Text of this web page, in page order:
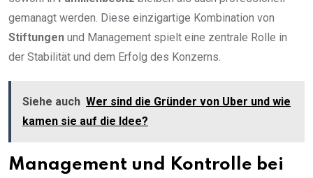
gemanagt werden. Diese einzigartige Kombination von
Stiftungen und Management spielt eine zentrale Rolle in
der Stabilität und dem Erfolg des Konzerns.
Siehe auch Wer sind die Gründer von Uber und wie
kamen sie auf die Idee?
Management und Kontrolle bei